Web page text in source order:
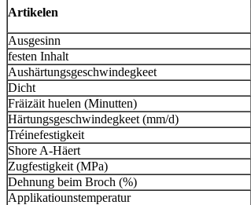
Artikelen
Ausgesinn
festen Inhalt
Aushärtungsgeschwindegkeet
Dicht
Fräizäit huelen (Minutten)
Härtungsgeschwindegkeet (mm/d)
Tréinefestigkeit
Shore A-Häert
Zugfestigkeit (MPa)
Dehnung beim Broch (%)
Applikatiounstemperatur